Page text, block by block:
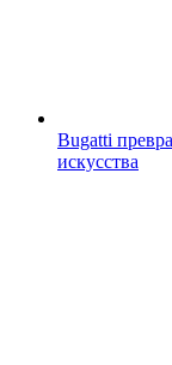
Bugatti
искусства